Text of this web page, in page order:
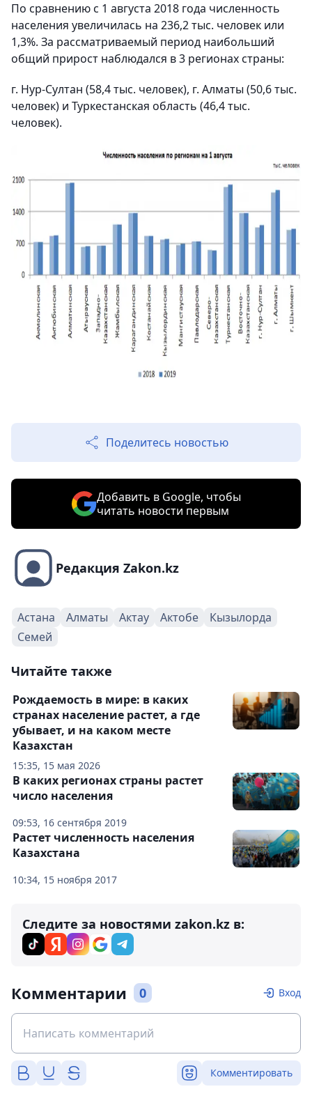
По сравнению с 1 августа 2018 года численность
населения увеличилась на 236,2 тыс. человек или
1,3%. За рассматриваемый период наибольший
общий прирост наблюдался в 3 регионах страны:
г. Нур-Султан (58,4 тыс. человек), г. Алматы (50,6 тыс.
человек) и Туркестанская область (46,4 тыс.
человек).
Поделитесь новостью
Добавить в Google, чтобы
читать новости первым
Редакция Zakon.kz
Астана Алматы Актау Актобе
Кызылорда
Семей
Читайте также
15:35, 15 мая 2026
Рождаемость в мире: в каких
странах население растет, а где
убывает, и на каком месте
Казахстан
09:53, 16 сентября 2019
В каких регионах страны растет
число населения
10:34, 15 ноября 2017
Растет численность населения
Казахстана
Следите за новостями zakon.kz в:
Комментарии 0 Вход
Комментировать